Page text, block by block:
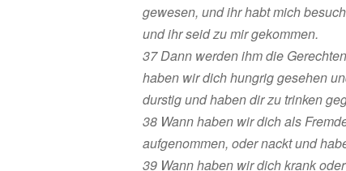
gewesen, und ihr habt mich
und ihr seid zu mir gekommen.
37 Dann werden ihm die
haben wir dich hungrig gesehen
durstig und haben dir zu trinken
38 Wann haben wir dich als
aufgenommen, oder nackt und
39 Wann haben wir dich krank